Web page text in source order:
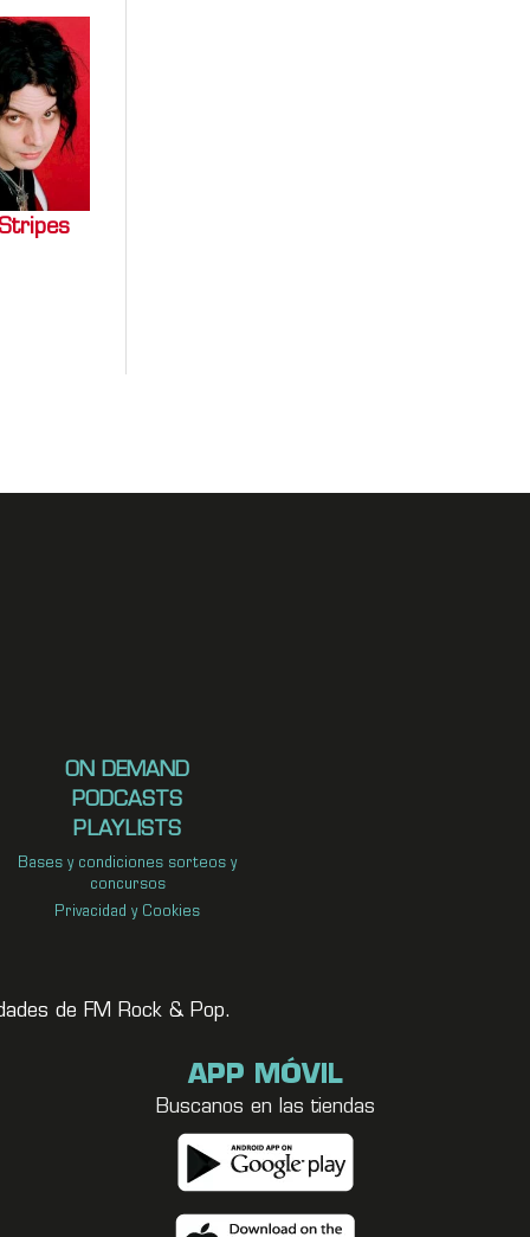
ON DEMAND
PODCASTS
PLAYLISTS
Bases y condiciones sorteos y
concursos
Privacidad y Cookies
de FM Rock & Pop.
APP MÓVIL
Buscanos en las tiendas